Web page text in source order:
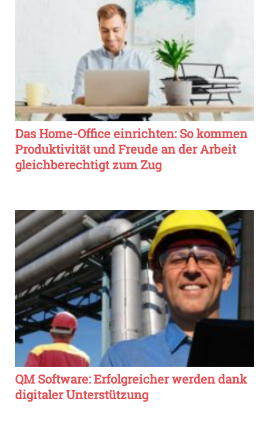
Das Home-Office einrichten: So kommen
Produktivität und Freude an der Arbeit
gleichberechtigt zum Zug
QM Software: Erfolgreicher werden dank
digitaler Unterstützung